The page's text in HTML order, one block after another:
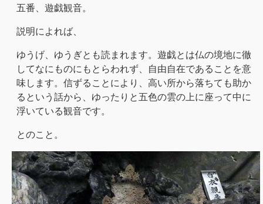
五番、遊戯観音。
説明によれば、
ゆうげ、ゆうぎとも読まれます。遊戯とは仏の境地に徹
してなにものにもとらわれず、自由自在であることを意
味します。信ずることにより、高い所から落ちても助か
るという話から、ゆったりと五色の雲の上に座って中に
浮いている観音です。
とのこと。